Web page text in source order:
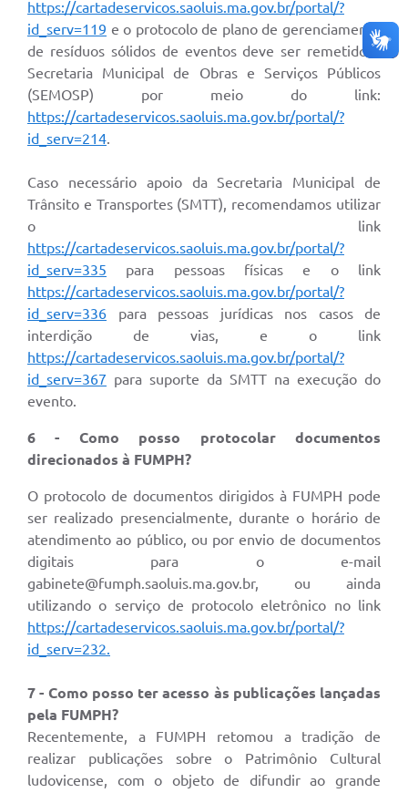
https://cartadeservicos.saoluis.ma.gov.br/portal/?
id_serv=119 e o protocolo de plano de gerenciamento
de resíduos sólidos de eventos deve ser remetido à
Secretaria Municipal de Obras e Serviços Públicos
(SEMOSP) por meio do link:
https://cartadeservicos.saoluis.ma.gov.br/portal/?
id_serv=214.
Caso necessário apoio da Secretaria Municipal de
Trânsito e Transportes (SMTT), recomendamos utilizar
o link
https://cartadeservicos.saoluis.ma.gov.br/portal/?
id_serv=335 para pessoas físicas e o link
https://cartadeservicos.saoluis.ma.gov.br/portal/?
id_serv=336 para pessoas jurídicas nos casos de
interdição de vias, e o link
https://cartadeservicos.saoluis.ma.gov.br/portal/?
id_serv=367 para suporte da SMTT na execução do
evento.
6
- Como posso protocolar documentos
direcionados à FUMPH?
O protocolo de documentos dirigidos à FUMPH pode
ser realizado presencialmente, durante o horário de
atendimento ao público, ou por envio de documentos
digitais para o e-mail
gabinete@fumph.saoluis.ma.gov.br, ou ainda
utilizando o serviço de protocolo eletrônico no link
https://cartadeservicos.saoluis.ma.gov.br/portal/?
id_serv=232.
7 - Como posso ter acesso às publicações lançadas
pela FUMPH?
Recentemente, a FUMPH retomou a tradição de
realizar publicações sobre o Patrimônio Cultural
ludovicense, com o objeto de difundir ao grande